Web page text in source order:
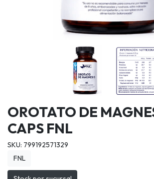
OROTATO DE
CAPS FNL
SKU: 799192571329
FNL